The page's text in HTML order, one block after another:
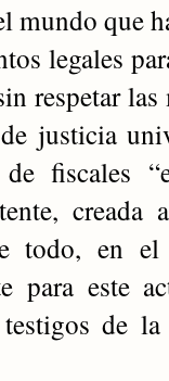
mundo que
legales
respetar
justicia
fiscales
creada
todo, en
para este
de la